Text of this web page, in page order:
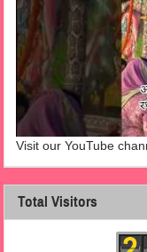
Visit our YouTube
Total Visitors